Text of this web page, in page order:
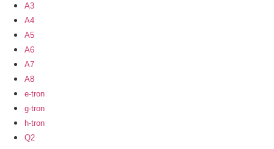
A3
A4
A5
A6
A7
A8
e-tron
g-tron
h-tron
Q2